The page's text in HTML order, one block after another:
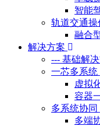
智能
轨道交通操
融合
解决方案
--- 基础解
一芯多系统
虚拟
容器
多系统协同
多端